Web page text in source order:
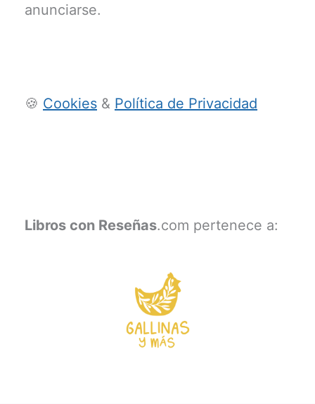
anunciarse.
🍪 Cookies & Política de Privacidad
Libros con Reseñas.com pertenece a: